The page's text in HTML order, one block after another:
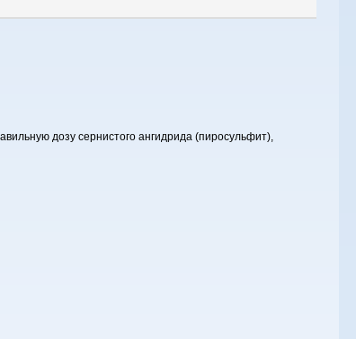
дозу сернистого ангидрида (пиросульфит),